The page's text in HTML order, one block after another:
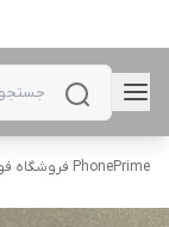
PhonePrime فروشگاه فون پرایم